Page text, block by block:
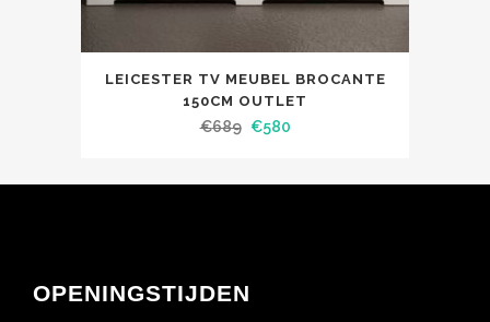
LEICESTER TV MEUBEL BROCANTE
150CM OUTLET
€689 €580
OPENINGSTIJDEN